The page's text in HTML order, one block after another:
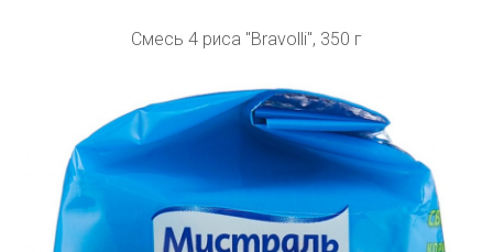
Смесь 4 риса "Bravolli", 350 г